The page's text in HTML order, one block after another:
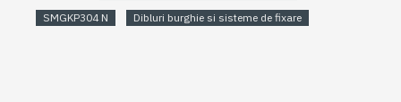
SMGKP304 N
Dibluri burghie si sisteme de fixare